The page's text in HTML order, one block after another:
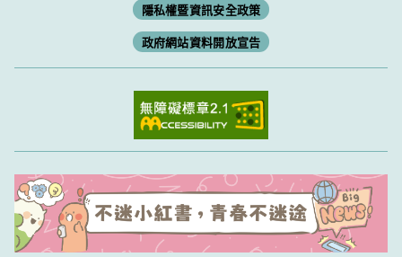
隱私權暨資訊安全政策
政府網站資料開放宣告